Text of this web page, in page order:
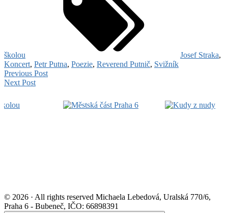
školou Josef Straka,
Koncert, Petr Putna, Poezie, Reverend Putnič, Svižník
Navigace
pro
příspěvek
Previous PostPoezie
Vojtěch
Vacek,
Next PostAutorské
nakladatelství
Footer
© 2026 · All rights reserved Michaela Lebedová, Uralská 770/6,
Praha 6 - Bubeneč, IČO: 66898391